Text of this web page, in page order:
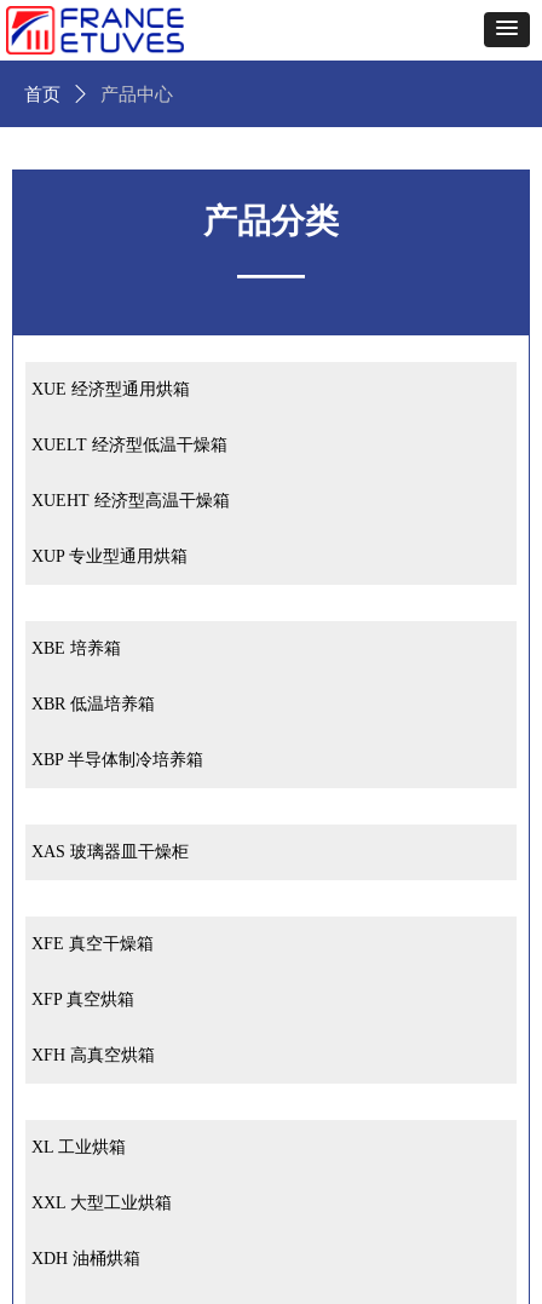
首页 ꄲ 产品中心
产品分类
——
XUE 经济型通用烘箱
XUELT 经济型低温干燥箱
XUEHT 经济型高温干燥箱
XUP 专业型通用烘箱
XBE 培养箱
XBR 低温培养箱
XBP 半导体制冷培养箱
XAS 玻璃器皿干燥柜
XFE 真空干燥箱
XFP 真空烘箱
XFH 高真空烘箱
XL 工业烘箱
XXL 大型工业烘箱
XDH 油桶烘箱